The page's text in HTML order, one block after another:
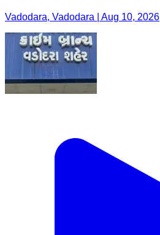
Vadodara, Vadodara | Aug 10, 2026